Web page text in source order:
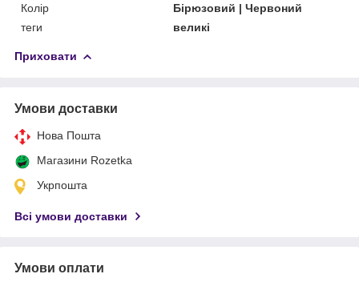
Колір
Бірюзовий | Червоний
теги
великі
Приховати
Умови доставки
Нова Пошта
Магазини Rozetka
Укрпошта
Всі умови доставки
Умови оплати